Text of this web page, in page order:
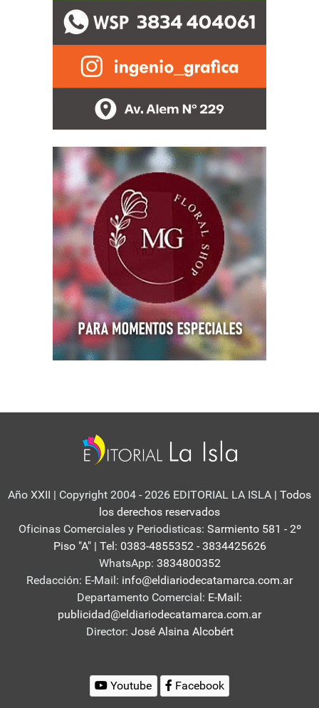
Año XXII | Copyright 2004 - 2026 EDITORIAL LA ISLA | Todos
los derechos reservados
Oficinas Comerciales y Periodisticas: Sarmiento 581 - 2º
Piso "A" | Tel: 0383-4855352 - 3834425626
WhatsApp: 3834800352
Redacción: E-Mail: info@eldiariodecatamarca.com.ar
Departamento Comercial: E-Mail:
publicidad@eldiariodecatamarca.com.ar
Director: José Alsina Alcobért
Youtube Facebook